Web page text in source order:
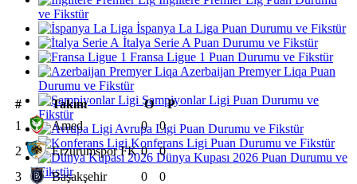
ve Fikstür
İspanya La Liga Puan Durumu ve Fikstür
İtalya Serie A Puan Durumu ve Fikstür
Fransa Ligue 1 Puan Durumu ve Fikstür
Azerbaijan Premyer Liqa Puan
Durumu ve Fikstür
Şampiyonlar Ligi Puan Durumu ve
Fikstür
Avrupa Ligi Puan Durumu ve Fikstür
Konferans Ligi Puan Durumu ve Fikstür
Dünya Kupası 2026 Puan Durumu ve
Fikstür
# Takım O
P
1
Amed 0
0
2
Erzurumspor FK 0
0
3
Başakşehir 0
0